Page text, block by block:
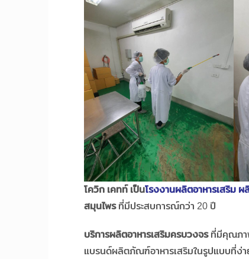
โควิก เคทท์ เป็นโรงงานผลิตอาหารเสริม
สมุนไพรที่มีประสบการณ์กว่า 20 ปี
บริการผลิตอาหารเสริมครบวงจรที่มีคุณภา
แบรนด์ผลิตภัณฑ์อาหารเสริมในรูปแบบที่ง่